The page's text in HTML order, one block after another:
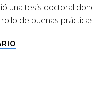
una tesis doctoral
de buenas